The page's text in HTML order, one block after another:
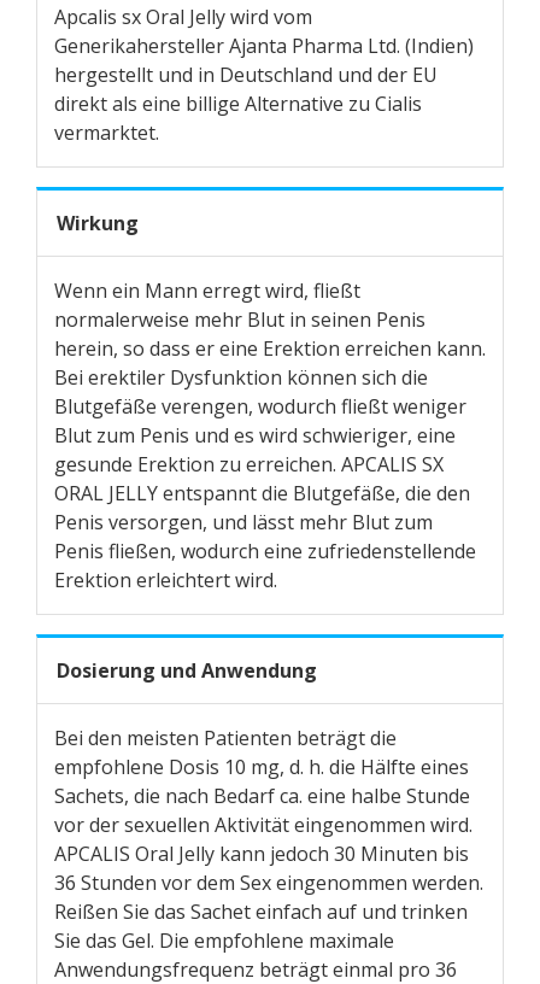
Apcalis sx Oral Jelly wird vom
Generikahersteller Ajanta Pharma Ltd. (Indien)
hergestellt und in Deutschland und der EU
direkt als eine billige Alternative zu Cialis
vermarktet.
Wirkung
Wenn ein Mann erregt wird, fließt
normalerweise mehr Blut in seinen Penis
herein, so dass er eine Erektion erreichen kann.
Bei erektiler Dysfunktion können sich die
Blutgefäße verengen, wodurch fließt weniger
Blut zum Penis und es wird schwieriger, eine
gesunde Erektion zu erreichen. APCALIS SX
ORAL JELLY entspannt die Blutgefäße, die den
Penis versorgen, und lässt mehr Blut zum
Penis fließen, wodurch eine zufriedenstellende
Erektion erleichtert wird.
Dosierung und Anwendung
Bei den meisten Patienten beträgt die
empfohlene Dosis 10 mg, d. h. die Hälfte eines
Sachets, die nach Bedarf ca. eine halbe Stunde
vor der sexuellen Aktivität eingenommen wird.
APCALIS Oral Jelly kann jedoch 30 Minuten bis
36 Stunden vor dem Sex eingenommen werden.
Reißen Sie das Sachet einfach auf und trinken
Sie das Gel. Die empfohlene maximale
Anwendungsfrequenz beträgt einmal pro 36